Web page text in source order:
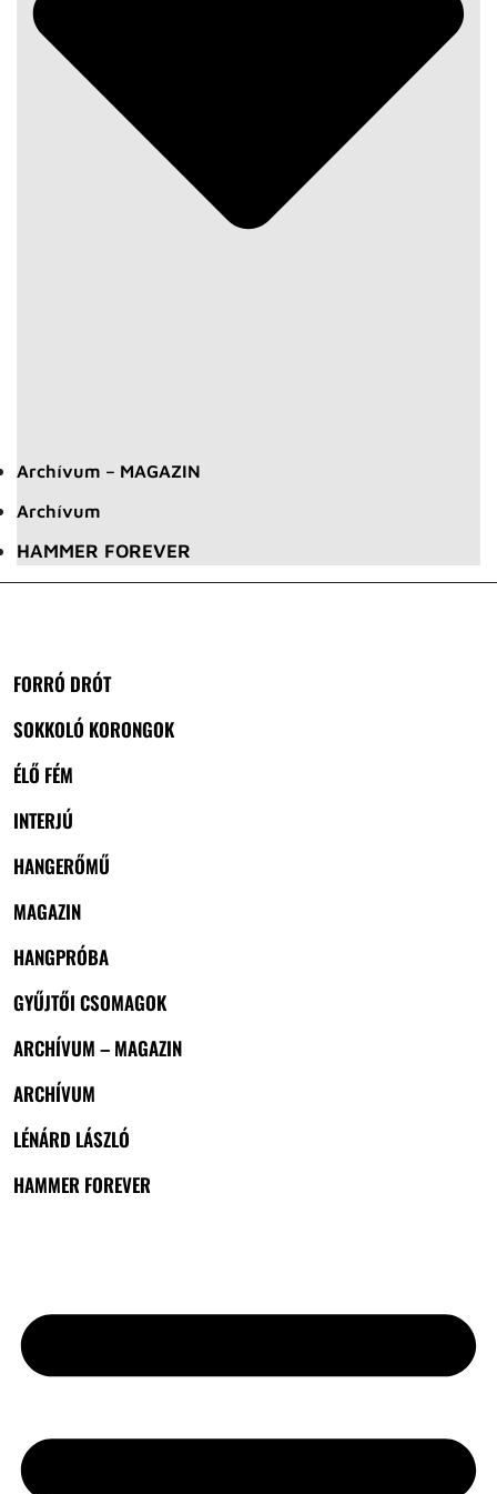
Archívum – MAGAZIN
Archívum
HAMMER FOREVER
FORRÓ DRÓT
SOKKOLÓ KORONGOK
ÉLŐ FÉM
INTERJÚ
HANGERŐMŰ
MAGAZIN
HANGPRÓBA
GYŰJTŐI CSOMAGOK
ARCHÍVUM – MAGAZIN
ARCHÍVUM
LÉNÁRD LÁSZLÓ
HAMMER FOREVER